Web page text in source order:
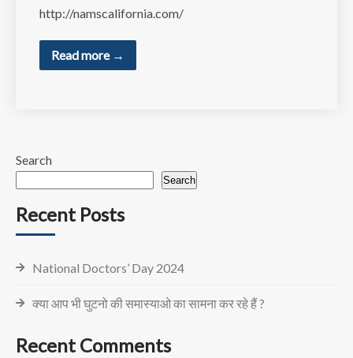
http://namscalifornia.com/
Read more →
Search
Search
Recent Posts
National Doctors’ Day 2024
क्या आप भी घुटनो की समास्याओ का सामना कर रहे हैं ?
Recent Comments